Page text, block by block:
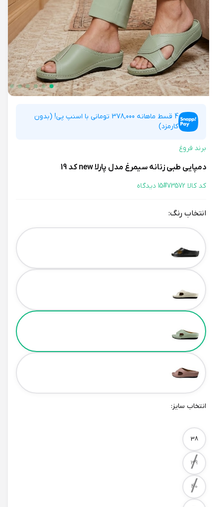
4 قسط ماهانه 378,000 تومانی با اسنپ پی! (بدون
کارمزد)
برند فروغ
دمپایی طبی زنانه سیمرغ مدل پارلا new کد 19
کد کالا 73572# 15 دیدگاه
انتخاب رنگ:
Color
انتخاب سایز:
Size
/
/